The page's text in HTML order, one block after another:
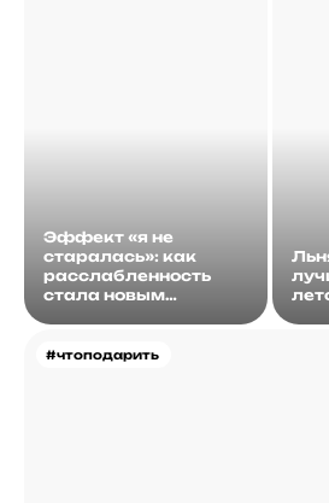
Эффект «я не
старалась»: как
расслабленность
стала новым
#чтоподарить